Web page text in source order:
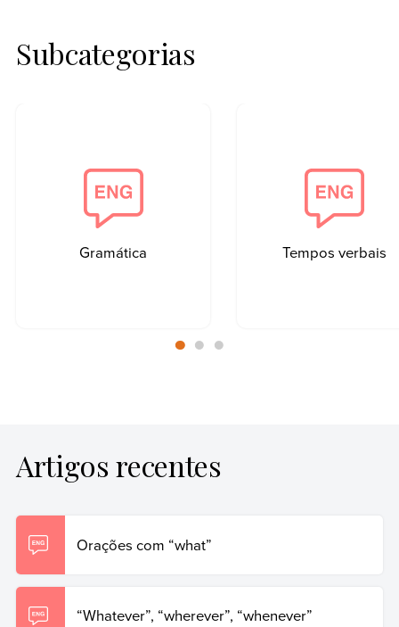
Subcategorias
Gramática Tempos verbais
Artigos recentes
Orações com “what”
“Whatever”, “wherever”, “whenever”